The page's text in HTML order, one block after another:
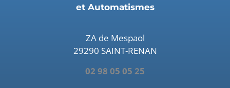
et Automatismes
ZA de Mespaol
29290 SAINT-RENAN
02 98 05 05 25